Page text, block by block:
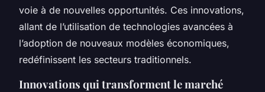
voie à de nouvelles opportunités. Ces innovations,
allant de l’utilisation de technologies avancées à
l’adoption de nouveaux modèles économiques,
redéfinissent les secteurs traditionnels.
Innovations qui transforment le marché